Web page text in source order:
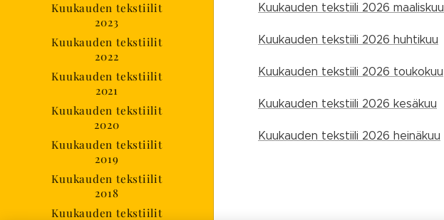
Kuukauden tekstiilit
2023
Kuukauden tekstiilit
2022
Kuukauden tekstiilit
2021
Kuukauden tekstiilit
2020
Kuukauden tekstiilit
2019
Kuukauden tekstiilit
2018
Kuukauden tekstiilit
Kuukauden tekstiili 2026 maaliskuu
Kuukauden tekstiili 2026 huhtikuu
Kuukauden tekstiili 2026 toukokuu
Kuukauden tekstiili 2026 kesäkuu
Kuukauden tekstiili 2026 heinäkuu